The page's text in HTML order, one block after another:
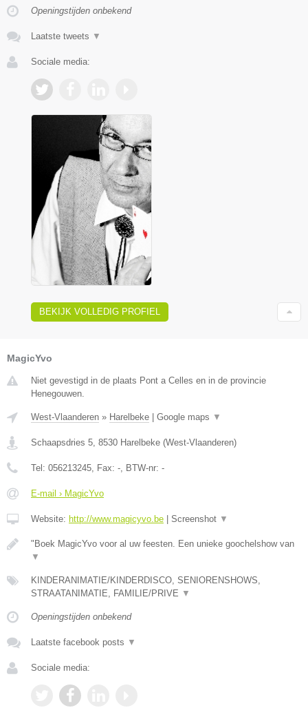
Openingstijden onbekend
Laatste tweets ▼
Sociale media:
BEKIJK VOLLEDIG PROFIEL
MagicYvo
Niet gevestigd in de plaats Pont a Celles en in de provincie
Henegouwen.
West-Vlaanderen » Harelbeke Google maps ▼
Schaapsdries 5, 8530 Harelbeke (West-Vlaanderen)
Tel: 056213245, Fax: -, BTW-nr: -
E-mail › MagicYvo
Website: http://www.magicyvo.be Screenshot ▼
"Boek MagicYvo voor al uw feesten. Een unieke goochelshow van
▼
KINDERANIMATIE/KINDERDISCO, SENIORENSHOWS,
STRAATANIMATIE, FAMILIE/PRIVE ▼
Openingstijden onbekend
Laatste facebook posts ▼
Sociale media: